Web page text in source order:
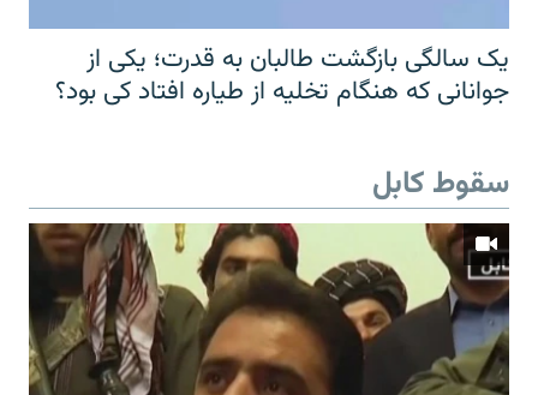
یک سالگی بازگشت طالبان به قدرت؛ یکی از
جوانانی که هنگام تخلیه از طیاره افتاد کی بود؟
سقوط کابل